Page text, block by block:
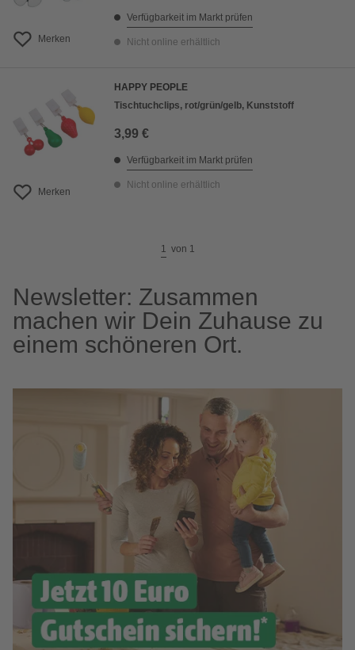
Merken
Verfügbarkeit im Markt prüfen
Nicht online erhältlich
Merken
HAPPY PEOPLE
Tischtuchclips, rot/grün/gelb, Kunststoff
3,99 €
Verfügbarkeit im Markt prüfen
Nicht online erhältlich
1 von 1
Newsletter: Zusammen
machen wir Dein Zuhause zu
einem schöneren Ort.